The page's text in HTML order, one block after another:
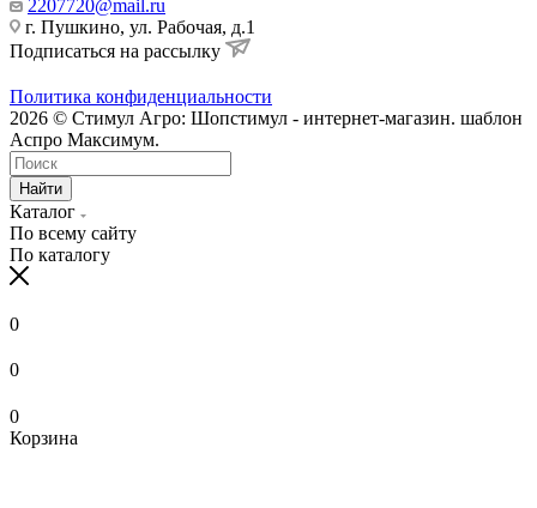
2207720@mail.ru
г. Пушкино, ул. Рабочая, д.1
Подписаться на рассылку
Политика конфиденциальности
2026 © Стимул Агро: Шопстимул - интернет-магазин. шаблон
Аспро Максимум.
Найти
Каталог
По всему сайту
По каталогу
0
0
0
Корзина